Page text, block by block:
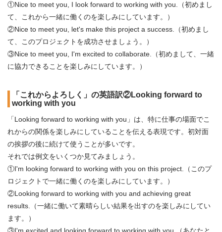
①Nice to meet you, I look forward to working with you.（初めまし
て、これから一緒に働くのを楽しみにしています。）
②Nice to meet you, let's make this project a success.（初めまし
て、このプロジェクトを成功させましょう。）
③Nice to meet you, I'm excited to collaborate.（初めまして、一緒
に協力できることを楽しみにしています。）
「これからよろしく」の英語訳②Looking forward to
working with you
「Looking forward to working with you」は、特に仕事の場面でこ
れからの関係を楽しみにしていることを伝える表現です。初対面
の挨拶の後に続けて使うことが多いです。
それでは例文をいくつか見てみましょう。
①I'm looking forward to working with you on this project.（このプ
ロジェクトで一緒に働くのを楽しみにしています。）
②Looking forward to working with you and achieving great
results.（一緒に働いて素晴らしい結果を出すのを楽しみにしてい
ます。）